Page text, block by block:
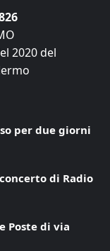
2020 del
per due giorni
di Radio
Poste di via